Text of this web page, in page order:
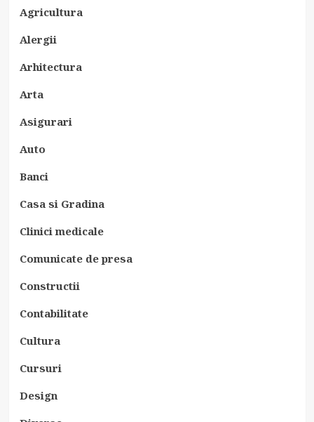
Agricultura
Alergii
Arhitectura
Arta
Asigurari
Auto
Banci
Casa si Gradina
Clinici medicale
Comunicate de presa
Constructii
Contabilitate
Cultura
Cursuri
Design